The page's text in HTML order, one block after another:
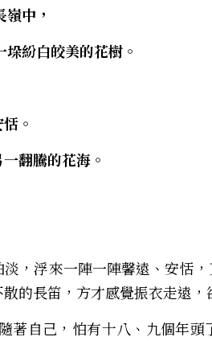
嶺中，
一垛紛白皎美的花樹。
。
翻騰的花海。
浮來一陣一陣馨遠、安恬，
的長笛，方才感覺振衣走遠，